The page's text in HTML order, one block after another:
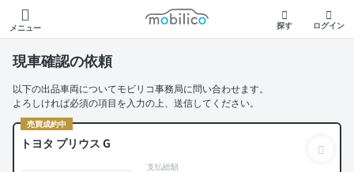
メニュー
モビリコ
探す ログイン
現車確認の依頼
以下の出品車両についてモビリコ事務局に問い合わせます。
よろしければ必須の項目を入力の上、送信してください。
売買成約中
トヨタ プリウス G
支払総額